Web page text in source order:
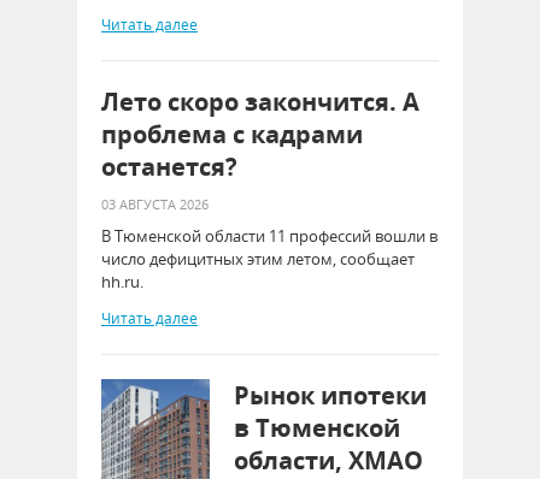
Читать далее
Лето скоро закончится. А
проблема с кадрами
останется?
03 АВГУСТА 2026
В Тюменской области 11 профессий вошли в
число дефицитных этим летом, сообщает
hh.ru.
Читать далее
Рынок ипотеки
в Тюменской
области, ХМАО